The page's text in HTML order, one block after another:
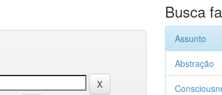
Busca
Assunto
Abstração